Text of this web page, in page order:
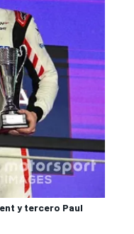
y tercero Paul